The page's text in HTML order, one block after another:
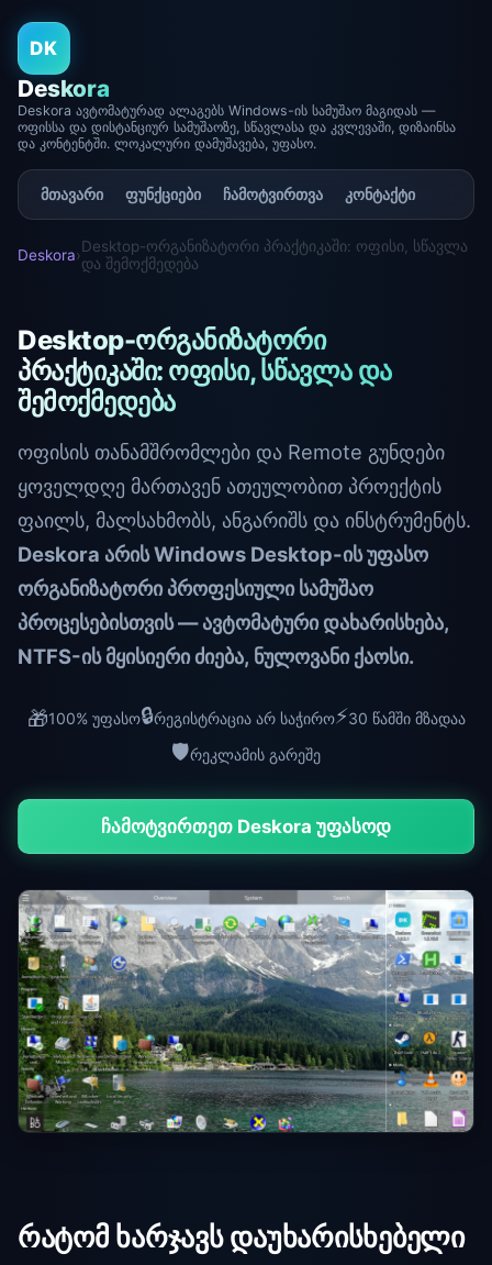
DK
Deskora
Deskora ავტომატურად ალაგებს Windows-ის სამუშაო მაგიდას —
ოფისსა და დისტანციურ სამუშაოზე, სწავლასა და კვლევაში, დიზაინსა
და კონტენტში. ლოკალური დამუშავება, უფასო.
მთავარი ფუნქციები ჩამოტვირთვა კონტაქტი
Deskora›Desktop-ორგანიზატორი პრაქტიკაში: ოფისი, სწავლა
და შემოქმედება
Desktop-ორგანიზატორი
პრაქტიკაში: ოფისი, სწავლა და
შემოქმედება
ოფისის თანამშრომლები და Remote გუნდები
ყოველდღე მართავენ ათეულობით პროექტის
ფაილს, მალსახმობს, ანგარიშს და ინსტრუმენტს.
Deskora არის Windows Desktop-ის უფასო
ორგანიზატორი პროფესიული სამუშაო
პროცესებისთვის — ავტომატური დახარისხება,
NTFS-ის მყისიერი ძიება, ნულოვანი ქაოსი.
🎁100% უფასო🔒რეგისტრაცია არ საჭირო⚡30 წამში მზადაა
🛡️რეკლამის გარეშე
ჩამოტვირთეთ Deskora უფასოდ
რატომ ხარჯავს დაუხარისხებელი